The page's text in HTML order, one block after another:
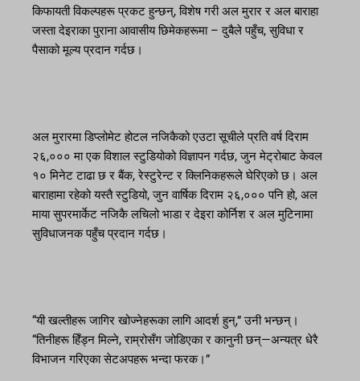
किफायती विकल्पहरू प्रकट हुन्छन्, विशेष गरी अल मुरार र अल बाराहा
जस्ता देइराका पुराना आवासीय छिमेकहरूमा – दुबैले पहुँच, सुविधा र
पैसाको मूल्य प्रदान गर्दछ।
अल मुरारमा डिप्लोमेट होटल नजिकैको एउटा सूचीले प्रति वर्ष दिराम
२६,००० मा एक विशाल स्टुडियोको विज्ञापन गर्दछ, जुन मेट्रोबाट केवल
१० मिनेट टाढा छ र बैंक, रेस्टुरेन्ट र क्लिनिकहरूले घेरिएको छ। अल
बाराहामा रहेको यस्तै स्टुडियो, जुन वार्षिक दिराम २६,००० पनि हो, अल
माया सुपरमार्केट नजिकै लचिलो भाडा र देइरा कोर्निश र अल मुटिनामा
सुविधाजनक पहुँच प्रदान गर्दछ।
“यी खल्तीहरू जागिर खोज्नेहरूका लागि आदर्श हुन्,” उनी भन्छन्।
“तिनीहरू हिँड्न मिल्ने, राम्रोसँग जोडिएका र कानुनी छन्—अन्यत्र धेरै
विभाजन गरिएका सेटअपहरू भन्दा फरक।”